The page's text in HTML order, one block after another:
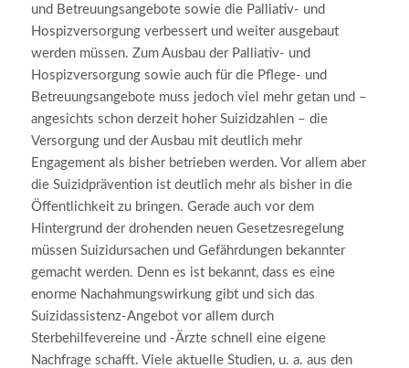
und Betreuungsangebote sowie die Palliativ- und
Hospizversorgung verbessert und weiter ausgebaut
werden müssen. Zum Ausbau der Palliativ- und
Hospizversorgung sowie auch für die Pflege- und
Betreuungsangebote muss jedoch viel mehr getan und –
angesichts schon derzeit hoher Suizidzahlen – die
Versorgung und der Ausbau mit deutlich mehr
Engagement als bisher betrieben werden. Vor allem aber
die Suizidprävention ist deutlich mehr als bisher in die
Öffentlichkeit zu bringen. Gerade auch vor dem
Hintergrund der drohenden neuen Gesetzesregelung
müssen Suizidursachen und Gefährdungen bekannter
gemacht werden. Denn es ist bekannt, dass es eine
enorme Nachahmungswirkung gibt und sich das
Suizidassistenz-Angebot vor allem durch
Sterbehilfevereine und -Ärzte schnell eine eigene
Nachfrage schafft. Viele aktuelle Studien, u. a. aus den